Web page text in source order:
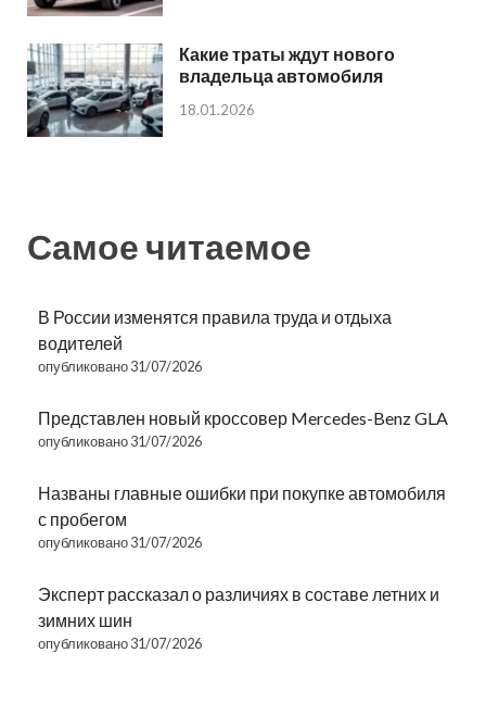
Какие траты ждут нового
владельца автомобиля
18.01.2026
Самое читаемое
В России изменятся правила труда и отдыха
водителей
опубликовано 31/07/2026
Представлен новый кроссовер Mercedes-Benz GLA
опубликовано 31/07/2026
Названы главные ошибки при покупке автомобиля
с пробегом
опубликовано 31/07/2026
Эксперт рассказал о различиях в составе летних и
зимних шин
опубликовано 31/07/2026